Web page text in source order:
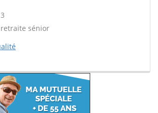
sénior